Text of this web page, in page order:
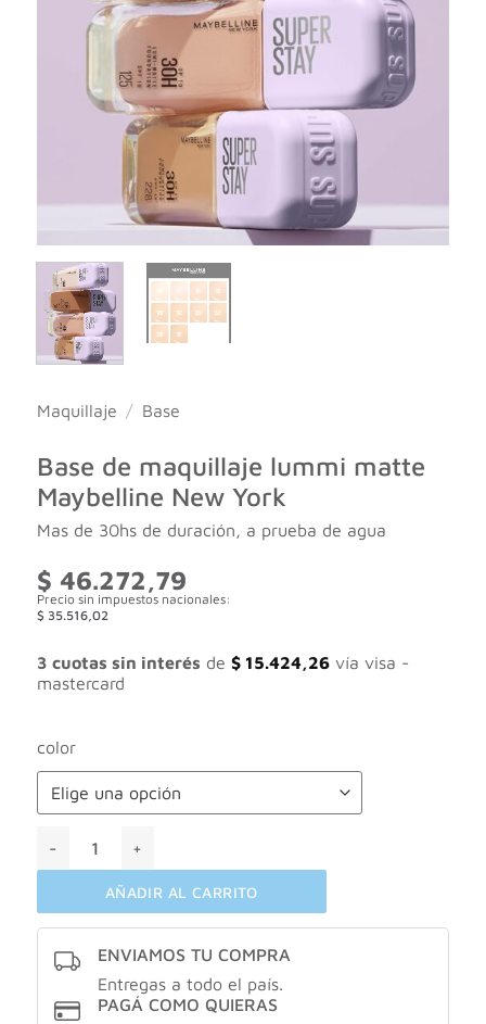
Maquillaje / Base
Base de maquillaje lummi matte
Maybelline New York
Mas de 30hs de duración, a prueba de agua
$ 46.272,79
Precio sin impuestos nacionales:
$ 35.516,02
3 cuotas sin interés de $15.424,26vía visa -
mastercard
color
AÑADIR AL CARRITO
ENVIAMOS TU COMPRA
Entregas a todo el país.
PAGÁ COMO QUIERAS